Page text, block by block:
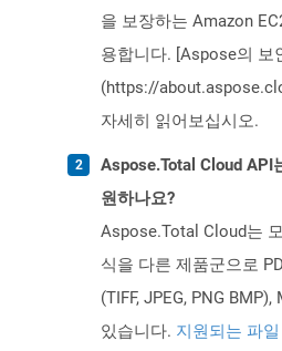
을 보장하는 Amazon
용합니다. [Aspose의 보
(https://
자세히 읽어보십시오.
Aspose.Total Cloud API
원하나요?
Aspose.Total Cloud는
식을 다른 제품군으로
(TIFF, JPEG, PNG
있습니다. 지원되는 파